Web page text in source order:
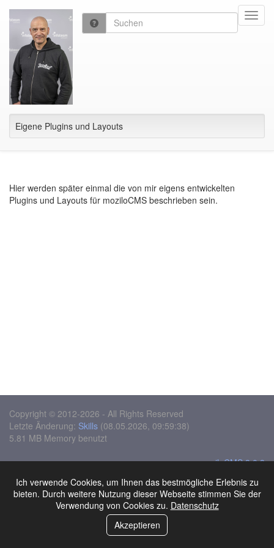
Eigene Plugins und Layouts
Hier werden später einmal die von mir eigens entwickelten
Plugins und Layouts für moziloCMS beschrieben sein.
Copyright © 2012-2026 - All Rights Reserved
Letzte Änderung: Skills (08.05.2026, 09:59:38)
5.81 MB Memory benutzt
moziloCMS 3.0.3
Sitemap
Seite in 0.0154 Sek. erstellt
Ich verwende Cookies, um Ihnen das bestmögliche Erlebnis zu
bieten. Durch weitere Nutzung dieser Webseite stimmen Sie der
Verwendung von Cookies zu. Datenschutz
Akzeptieren